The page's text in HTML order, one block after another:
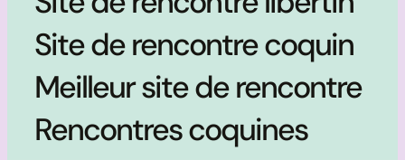
Site de rencontre coquin
Meilleur site de rencontre
Rencontres coquines